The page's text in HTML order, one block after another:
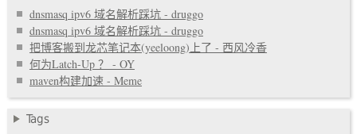
dnsmasq ipv6 域名解析踩坑 - druggo
dnsmasq ipv6 域名解析踩坑 - druggo
把博客搬到龙芯笔记本(yeeloong)上了 - 西风冷香
何为Latch-Up ？ - OY
maven构建加速 - Meme
Tags